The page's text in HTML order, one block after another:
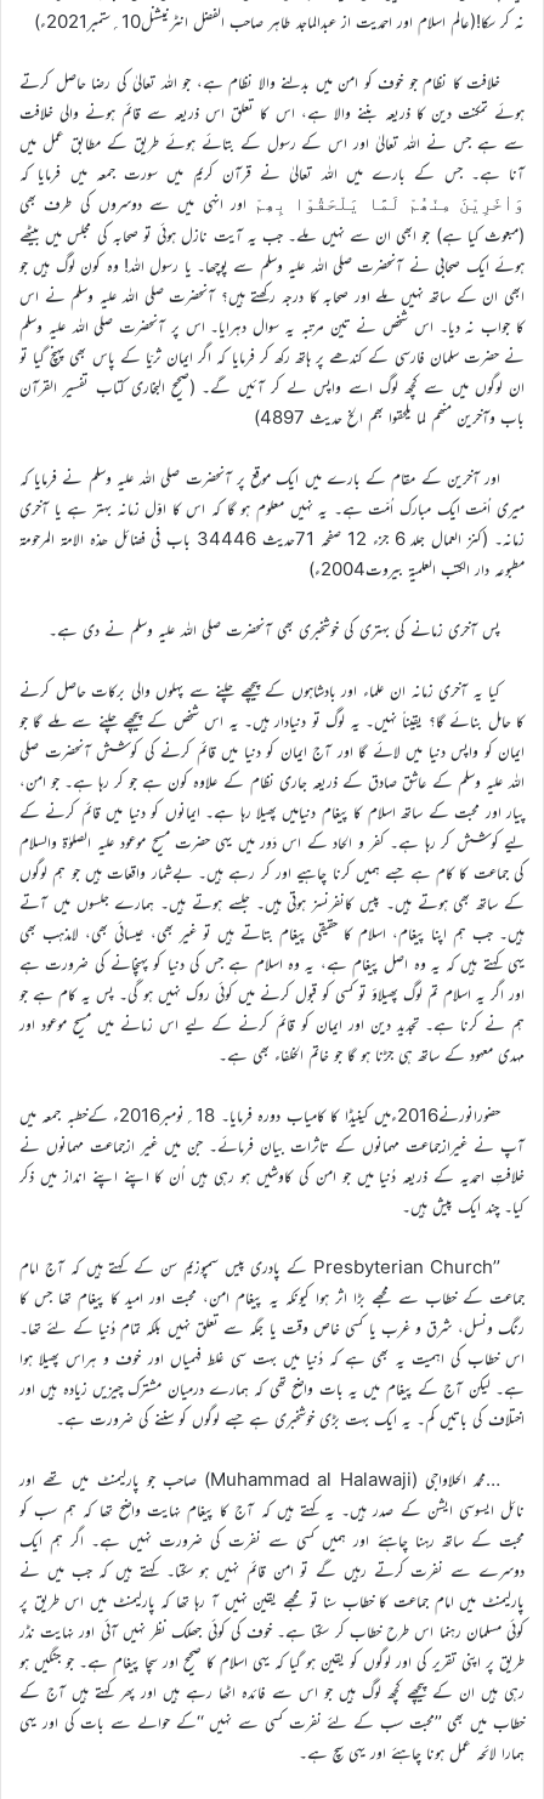
نہ کر سکا!(عالم اسلام اور احمدیت از عبدالماجد طاہر صاحب الفضل انٹرنیشنل10؍ستمبر2021ء)
خلافت کا نظام جو خوف کو امن میں بدلنے والا نظام ہے، جو اللہ تعالیٰ کی رضا حاصل کرتے
ہوئے تمکنت دین کا ذریعہ بننے والا ہے، اس کا تعلق اس ذریعہ سے قائم ہونے والی خلافت
سے ہے جس نے اللہ تعالیٰ اور اس کے رسول کے بتائے ہوئے طریق کے مطابق عمل میں
آنا ہے۔ جس کے بارے میں اللہ تعالیٰ نے قرآن کریم میں سورت جمعہ میں فرمایا کہ
وَاٰخَرِیْنَ مِنْھُمْ لَمَّا یَلْحَقُوْا بِھِمْ اور انہی میں سے دوسروں کی طرف بھی
(مبعوث کیا ہے) جو ابھی ان سے نہیں ملے۔ جب یہ آیت نازل ہوئی تو صحابہ کی مجلس میں بیٹھے
ہوئے ایک صحابی نے آنحضرت صلی اللہ علیہ وسلم سے پوچھا۔ یا رسول اللہ! وہ کون لوگ ہیں جو
ابھی ان کے ساتھ نہیں ملے اور صحابہ کا درجہ رکھتے ہیں؟ آنحضرت صلی اللہ علیہ وسلم نے اس
کا جواب نہ دیا۔ اس شخص نے تین مرتبہ یہ سوال دہرایا۔ اس پر آنحضرت صلی اللہ علیہ وسلم
نے حضرت سلمان فارسی کے کندھے پر ہاتھ رکھ کر فرمایا کہ اگر ایمان ثریّا کے پاس بھی پہنچ گیا تو
ان لوگوں میں سے کچھ لوگ اسے واپس لے کر آئیں گے۔ (صحیح البخاری کتاب تفسیر القرآن
باب وآخرین منھم لما یلحقوا بھم الخ حدیث 4897)
اور آخرین کے مقام کے بارے میں ایک موقع پر آنحضرت صلی اللہ علیہ وسلم نے فرمایا کہ
میری اُمّت ایک مبارک اُمّت ہے۔ یہ نہیں معلوم ہو گا کہ اس کا اوّل زمانہ بہتر ہے یا آخری
زمانہ۔ (کنز العمال جلد 6 جزء 12 صفحہ 71حدیث 34446 باب فی فضائل ھذہ الامۃ المرحومۃ
مطبوعہ دار الکتب العلمیۃ بیروت2004ء)
پس آخری زمانے کی بہتری کی خوشخبری بھی آنحضرت صلی اللہ علیہ وسلم نے دی ہے۔
کیا یہ آخری زمانہ ان علماء اور بادشاہوں کے پیچھے چلنے سے پہلوں والی برکات حاصل کرنے
کا حامل بنائے گا؟ یقیناً نہیں۔ یہ لوگ تو دنیادار ہیں۔ یہ اس شخص کے پیچھے چلنے سے ملے گا جو
ایمان کو واپس دنیا میں لائے گا اور آج ایمان کو دنیا میں قائم کرنے کی کوشش آنحضرت صلی
اللہ علیہ وسلم کے عاشق صادق کے ذریعہ جاری نظام کے علاوہ کون ہے جو کر رہا ہے۔ جو امن،
پیار اور محبت کے ساتھ اسلام کا پیغام دنیامیں پھیلا رہا ہے۔ ایمانوں کو دنیا میں قائم کرنے کے
لیے کوشش کر رہا ہے۔ کفر و الحاد کے اس دَور میں یہی حضرت مسیح موعود علیہ الصلوٰۃ والسلام
کی جماعت کا کام ہے جسے ہمیں کرنا چاہیے اور کر رہے ہیں۔ بےشمار واقعات ہیں جو ہم لوگوں
کے ساتھ بھی ہوتے ہیں۔ پیس کانفرنسز ہوتی ہیں۔ جلسے ہوتے ہیں۔ ہمارے جلسوں میں آتے
ہیں۔ جب ہم اپنا پیغام، اسلام کا حقیقی پیغام بتاتے ہیں تو غیر بھی، عیسائی بھی، لامذہب بھی
یہی کہتے ہیں کہ یہ وہ اصل پیغام ہے، یہ وہ اسلام ہے جس کی دنیا کو پہنچانے کی ضرورت ہے
اور اگر یہ اسلام تم لوگ پھیلاؤ تو کسی کو قبول کرنے میں کوئی روک نہیں ہو گی۔ پس یہ کام ہے جو
ہم نے کرنا ہے۔ تجدید دین اور ایمان کو قائم کرنے کے لیے اس زمانے میں مسیح موعود اور
مہدی معہود کے ساتھ ہی جڑنا ہو گا جو خاتم الخلفاء بھی ہے۔
حضورانورنے2016ءمیں کینیڈا کا کامیاب دورہ فرمایا۔ 18؍نومبر2016ء کےخطبہ جمعہ میں
آپ نے غیرازجماعت مہمانوں کے تاثرات بیان فرمائے۔ جن میں غیر ازجماعت مہمانوں نے
خلافتِ احمدیہ کے ذریعہ دُنیا میں جو امن کی کاوشیں ہو رہی ہیں اُن کا اپنے اپنے انداز میں ذکر
کیا۔ چند ایک پیش ہیں۔
’’Presbyterian Church کے پادری پیس سمپوزیم سن کے کہتے ہیں کہ آج امام
جماعت کے خطاب سے مجھے بڑا اثر ہوا کیونکہ یہ پیغام امن، محبت اور امید کا پیغام تھا جس کا
رنگ ونسل، شرق و غرب یا کسی خاص وقت یا جگہ سے تعلق نہیں بلکہ تمام دُنیا کے لئے تھا۔
اس خطاب کی اہمیت یہ بھی ہے کہ دُنیا میں بہت سی غلط فہمیاں اور خوف و ہراس پھیلا ہوا
ہے۔ لیکن آج کے پیغام میں یہ بات واضح تھی کہ ہمارے درمیان مشترک چیزیں زیادہ ہیں اور
اختلاف کی باتیں کم۔ یہ ایک بہت بڑی خوشخبری ہے جسے لوگوں کو سننے کی ضرورت ہے۔
…محمد الحلاواجی (Muhammad al Halawaji) صاحب جو پارلیمنٹ میں تھے اور
نائل ایسوسی ایشن کے صدر ہیں۔ یہ کہتے ہیں کہ آج کا پیغام نہایت واضح تھا کہ ہم سب کو
محبت کے ساتھ رہنا چاہئے اور ہمیں کسی سے نفرت کی ضرورت نہیں ہے۔ اگر ہم ایک
دوسرے سے نفرت کرتے رہیں گے تو امن قائم نہیں ہو سکتا۔ کہتے ہیں کہ جب میں نے
پارلیمنٹ میں امام جماعت کا خطاب سنا تو مجھے یقین نہیں آ رہا تھا کہ پارلیمنٹ میں اس طریق پر
کوئی مسلمان رہنما اس طرح خطاب کر سکتا ہے۔ خوف کی کوئی جھلک نظر نہیں آئی اور نہایت نڈر
طریق پر اپنی تقریر کی اور لوگوں کو یقین ہو گیا کہ یہی اسلام کا صحیح اور سچا پیغام ہے۔ جو جنگیں ہو
رہی ہیں ان کے پیچھے کچھ لوگ ہیں جو اس سے فائدہ اٹھا رہے ہیں اور پھر کہتے ہیں آج کے
خطاب میں بھی ’’محبت سب کے لئے نفرت کسی سے نہیں ‘‘کے حوالے سے بات کی اور یہی
ہمارا لائحہ عمل ہونا چاہئے اور یہی سچ ہے۔